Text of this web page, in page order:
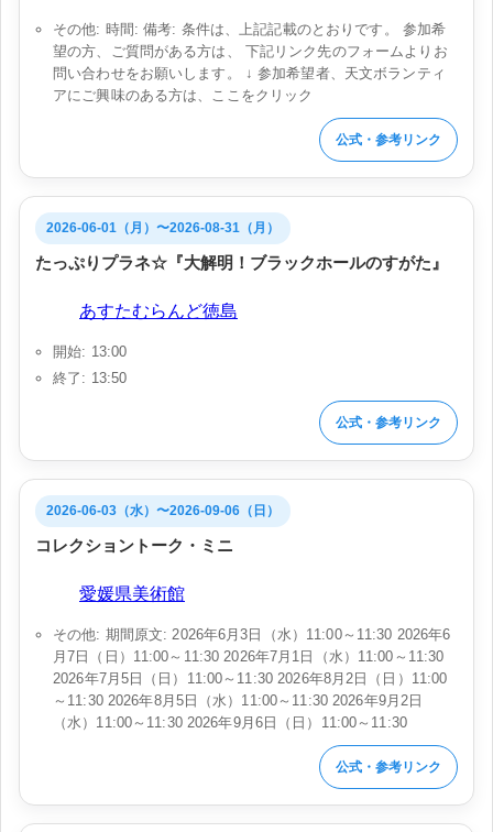
その他: 時間: 備考: 条件は、上記記載のとおりです。 参加希
望の方、ご質問がある方は、 下記リンク先のフォームよりお
問い合わせをお願いします。 ↓ 参加希望者、天文ボランティ
アにご興味のある方は、ここをクリック
公式・参考リンク
2026-06-01（月）〜2026-08-31（月）
たっぷりプラネ☆『大解明！ブラックホールのすがた』
あすたむらんど徳島
開始: 13:00
終了: 13:50
公式・参考リンク
2026-06-03（水）〜2026-09-06（日）
コレクショントーク・ミニ
愛媛県美術館
その他: 期間原文: 2026年6月3日（水）11:00～11:30 2026年6
月7日（日）11:00～11:30 2026年7月1日（水）11:00～11:30
2026年7月5日（日）11:00～11:30 2026年8月2日（日）11:00
～11:30 2026年8月5日（水）11:00～11:30 2026年9月2日
（水）11:00～11:30 2026年9月6日（日）11:00～11:30
公式・参考リンク